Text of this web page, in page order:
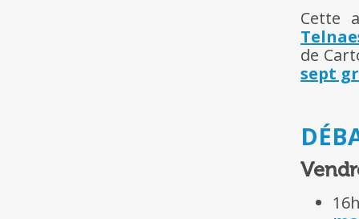
Cette
de
sept